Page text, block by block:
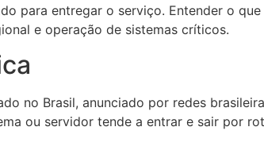
para entregar o serviço. Entender o
e operação de sistemas críticos.
no Brasil, anunciado por redes
ou servidor tende a entrar e sair por